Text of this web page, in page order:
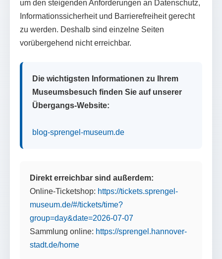
um den steigenden Anforderungen an Datenschutz,
Informationssicherheit und Barrierefreiheit gerecht
zu werden. Deshalb sind einzelne Seiten
vorübergehend nicht erreichbar.
Die wichtigsten Informationen zu Ihrem
Museumsbesuch finden Sie auf unserer
Übergangs-Website:
blog-sprengel-museum.de
Direkt erreichbar sind außerdem:
Online-Ticketshop: https://tickets.sprengel-
museum.de/#/tickets/time?
group=day&date=2026-07-07
Sammlung online: https://sprengel.hannover-
stadt.de/home